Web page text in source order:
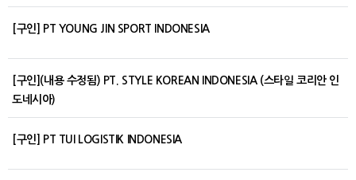
[구인] PT YOUNG JIN SPORT INDONESIA
[구인](내용 수정됨) PT. STYLE KOREAN INDONESIA (스타일 코리안 인
도네시아)
[구인] PT TUI LOGISTIK INDONESIA